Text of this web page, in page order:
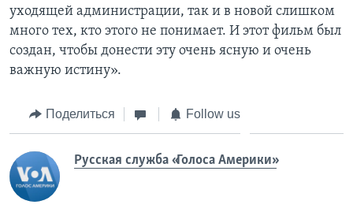
уходящей администрации, так и в новой слишком
много тех, кто этого не понимает. И этот фильм был
создан, чтобы донести эту очень ясную и очень
важную истину».
Поделиться Follow us
Русская служба «Голоса Америки»